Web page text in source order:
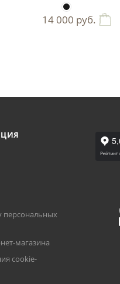
14 000 руб.
персональных
магазина
cookie-